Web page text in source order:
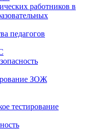
работников в
педагогов
ЗОЖ
тестирование